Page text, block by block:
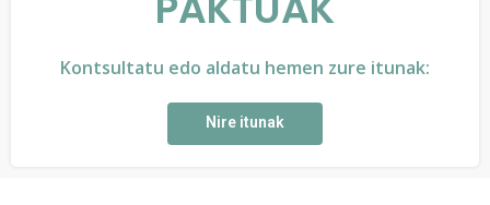
Kontsultatu edo aldatu hemen zure itunak:
Nire itunak